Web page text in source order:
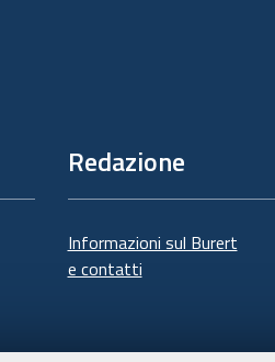
Redazione
Informazioni sul Burert
e contatti